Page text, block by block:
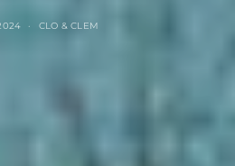
CLO & CLEM